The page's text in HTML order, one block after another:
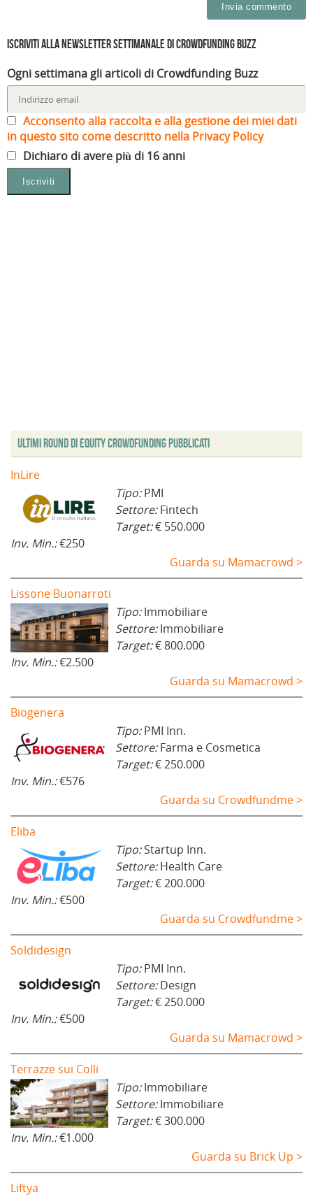
Iscriviti alla Newsletter settimanale di Crowdfunding Buzz
Ogni settimana gli articoli di Crowdfunding Buzz
Acconsento alla raccolta e alla gestione dei miei dati
in questo sito come descritto nella Privacy Policy
Dichiaro di avere più di 16 anni
Ultimi Round di Equity Crowdfunding Pubblicati
InLire
Tipo:PMI
Settore:Fintech
Target:€ 550.000
Inv. Min.:€250
Guarda su Mamacrowd >
Lissone Buonarroti
Tipo:Immobiliare
Settore:Immobiliare
Target:€ 800.000
Inv. Min.:€2.500
Guarda su Mamacrowd >
Biogenera
Tipo:PMI Inn.
Settore:Farma e Cosmetica
Target:€ 250.000
Inv. Min.:€576
Guarda su Crowdfundme >
Eliba
Tipo:Startup Inn.
Settore:Health Care
Target:€ 200.000
Inv. Min.:€500
Guarda su Crowdfundme >
Soldidesign
Tipo:PMI Inn.
Settore:Design
Target:€ 250.000
Inv. Min.:€500
Guarda su Mamacrowd >
Terrazze sui Colli
Tipo:Immobiliare
Settore:Immobiliare
Target:€ 300.000
Inv. Min.:€1.000
Guarda su Brick Up >
Liftya